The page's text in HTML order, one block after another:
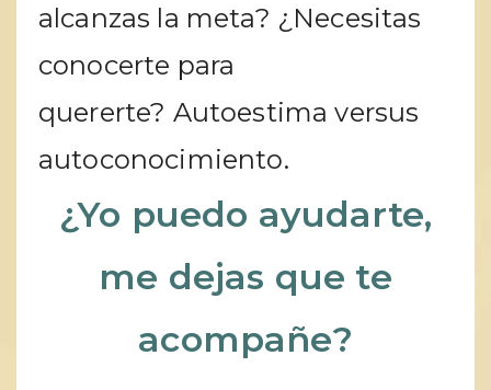
alcanzas la meta? ¿Necesitas
conocerte para
quererte? Autoestima versus
autoconocimiento.
¿Yo puedo ayudarte,
me dejas que te
acompañe?